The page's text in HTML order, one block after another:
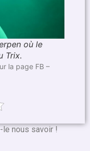
où le
Trix.
la page FB –
le nous savoir !